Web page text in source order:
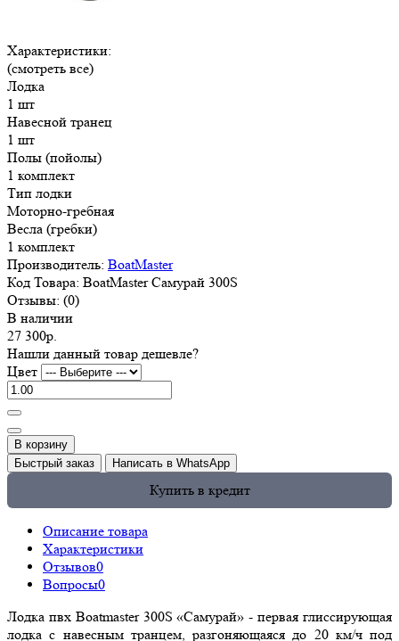
Характеристики:
(смотреть все)
Лодка
1 шт
Навесной транец
1 шт
Полы (пойолы)
1 комплект
Тип лодки
Моторно-гребная
Весла (гребки)
1 комплект
Производитель: BoatMaster
Код Товара: BoatMaster Самурай 300S
Отзывы: (0)
В наличии
27 300р.
Нашли данный товар дешевле?
Цвет
В корзину
Быстрый заказ
Написать в WhatsApp
Купить в кредит
Описание товара
Характеристики
Отзывов0
Вопросы0
Лодка пвх Boatmaster 300S «Самурай» - первая глиссирующая
лодка с навесным транцем, разгоняющаяся до 20 км/ч под